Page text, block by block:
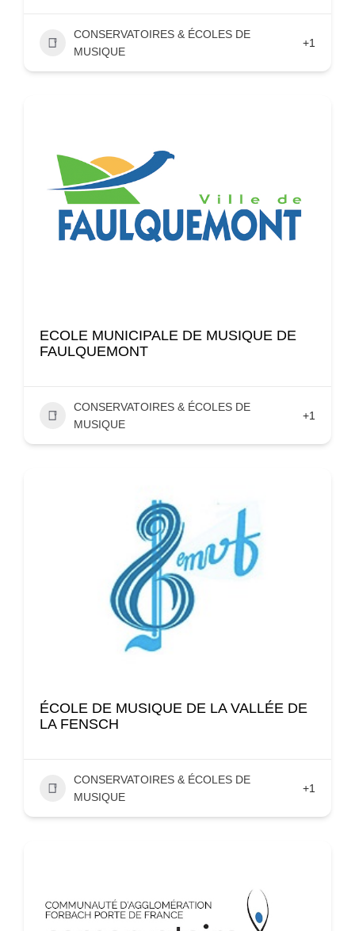
CONSERVATOIRES & ÉCOLES DE
MUSIQUE
+1
ECOLE MUNICIPALE DE MUSIQUE DE
FAULQUEMONT
CONSERVATOIRES & ÉCOLES DE
MUSIQUE
+1
ÉCOLE DE MUSIQUE DE LA VALLÉE DE
LA FENSCH
CONSERVATOIRES & ÉCOLES DE
MUSIQUE
+1